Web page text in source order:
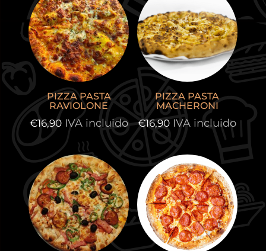
hasta
€26,90
€25,90
PIZZA PASTA
RAVIOLONE
€16,90 IVA incluido
PIZZA PASTA
MACHERONI
€16,90 IVA incluido